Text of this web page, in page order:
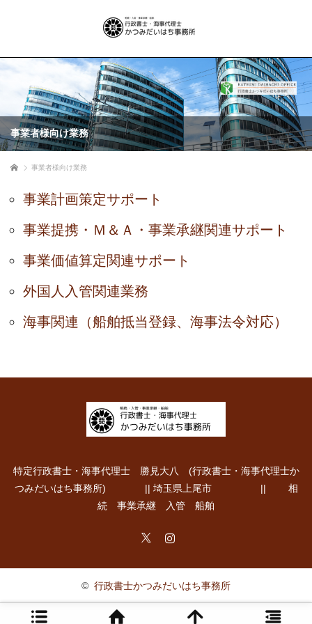
事業者様向け業務
ホーム 事業者様向け業務
事業計画策定サポート
事業提携・Ｍ＆Ａ・事業承継関連サポート
事業価値算定関連サポート
外国人入管関連業務
海事関連（船舶抵当登録、海事法令対応）
特定行政書士・海事代理士 勝見大八 (行政書士・海事代理士か
つみだいはち事務所) || 埼玉県上尾市 || 相
続 事業承継 入管 船舶
© 行政書士かつみだいはち事務所